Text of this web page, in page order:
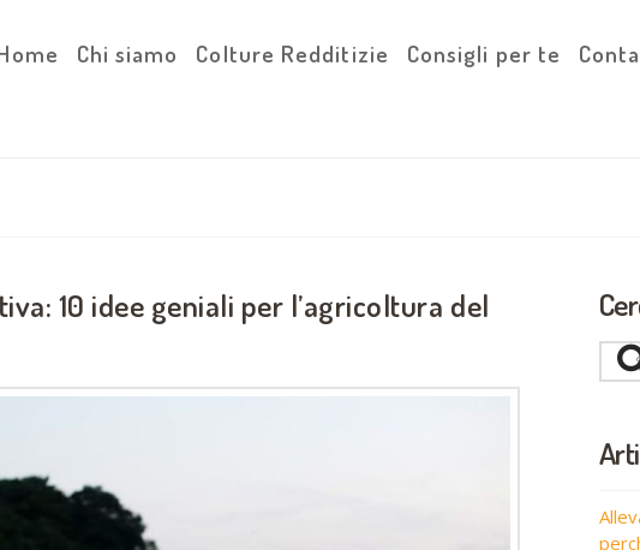
Chi siamo Colture Redditizie Consigli per te
10 idee geniali per l’agricoltura del